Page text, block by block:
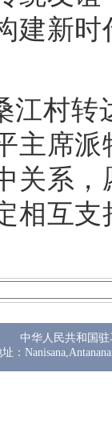
建新
江村转
主席
关系
相互
中华人民共和国
：